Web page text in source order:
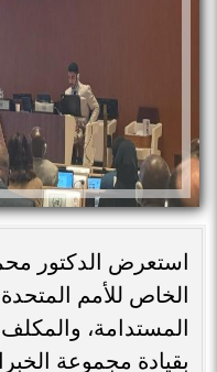
استعرض الدكتور
المستدامة،
بقيادة مجموعة